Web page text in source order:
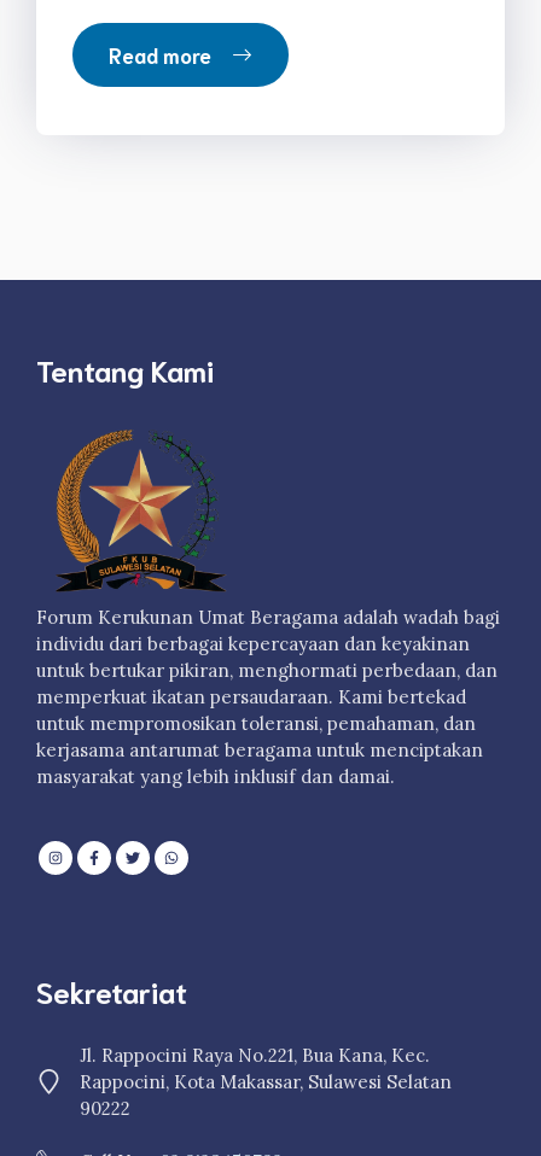
Read more
Tentang Kami
Forum Kerukunan Umat Beragama adalah wadah bagi
individu dari berbagai kepercayaan dan keyakinan
untuk bertukar pikiran, menghormati perbedaan, dan
memperkuat ikatan persaudaraan. Kami bertekad
untuk mempromosikan toleransi, pemahaman, dan
kerjasama antarumat beragama untuk menciptakan
masyarakat yang lebih inklusif dan damai.
Sekretariat
Jl. Rappocini Raya No.221, Bua Kana, Kec.
Rappocini, Kota Makassar, Sulawesi Selatan
90222